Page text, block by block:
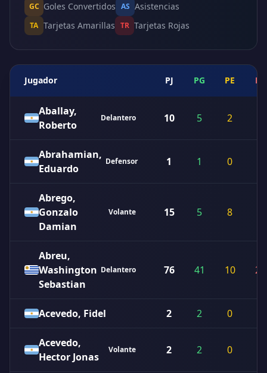
GC Goles Convertidos AS Asistencias
TA Tarjetas Amarillas TR Tarjetas Rojas
Jugador PJ PG PE PP
Aballay,
Roberto
Delantero 10 5 2
Abrahamian,
Eduardo
Defensor 1 1 0
Abrego,
Gonzalo
Damian
Volante 15 5 8
Abreu,
Washington
Sebastian
Delantero 76 41 10 25
Acevedo, Fidel 2 2 0
Acevedo,
Hector Jonas
Volante 2 2 0